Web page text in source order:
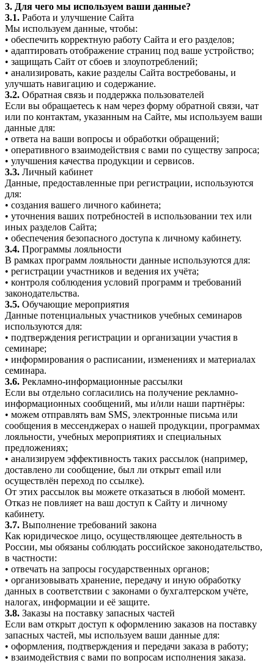
3. Для чего мы используем ваши данные?
3.1. Работа и улучшение Сайта
Мы используем данные, чтобы:
• обеспечить корректную работу Сайта и его разделов;
• адаптировать отображение страниц под ваше устройство;
• защищать Сайт от сбоев и злоупотреблений;
• анализировать, какие разделы Сайта востребованы, и
улучшать навигацию и содержание.
3.2. Обратная связь и поддержка пользователей
Если вы обращаетесь к нам через форму обратной связи, чат
или по контактам, указанным на Сайте, мы используем ваши
данные для:
• ответа на ваши вопросы и обработки обращений;
• оперативного взаимодействия с вами по существу запроса;
• улучшения качества продукции и сервисов.
3.3. Личный кабинет
Данные, предоставленные при регистрации, используются
для:
• создания вашего личного кабинета;
• уточнения ваших потребностей в использовании тех или
иных разделов Сайта;
• обеспечения безопасного доступа к личному кабинету.
3.4. Программы лояльности
В рамках программ лояльности данные используются для:
• регистрации участников и ведения их учёта;
• контроля соблюдения условий программ и требований
законодательства.
3.5. Обучающие мероприятия
Данные потенциальных участников учебных семинаров
используются для:
• подтверждения регистрации и организации участия в
семинаре;
• информирования о расписании, изменениях и материалах
семинара.
3.6. Рекламно-информационные рассылки
Если вы отдельно согласились на получение рекламно-
информационных сообщений, мы и/или наши партнёры:
• можем отправлять вам SMS, электронные письма или
сообщения в мессенджерах о нашей продукции, программах
лояльности, учебных мероприятиях и специальных
предложениях;
• анализируем эффективность таких рассылок (например,
доставлено ли сообщение, был ли открыт email или
осуществлён переход по ссылке).
От этих рассылок вы можете отказаться в любой момент.
Отказ не повлияет на ваш доступ к Сайту и личному
кабинету.
3.7. Выполнение требований закона
Как юридическое лицо, осуществляющее деятельность в
России, мы обязаны соблюдать российское законодательство,
в частности:
• отвечать на запросы государственных органов;
• организовывать хранение, передачу и иную обработку
данных в соответствии с законами о бухгалтерском учёте,
налогах, информации и её защите.
3.8. Заказы на поставку запасных частей
Если вам открыт доступ к оформлению заказов на поставку
запасных частей, мы используем ваши данные для:
• оформления, подтверждения и передачи заказа в работу;
• взаимодействия с вами по вопросам исполнения заказа.